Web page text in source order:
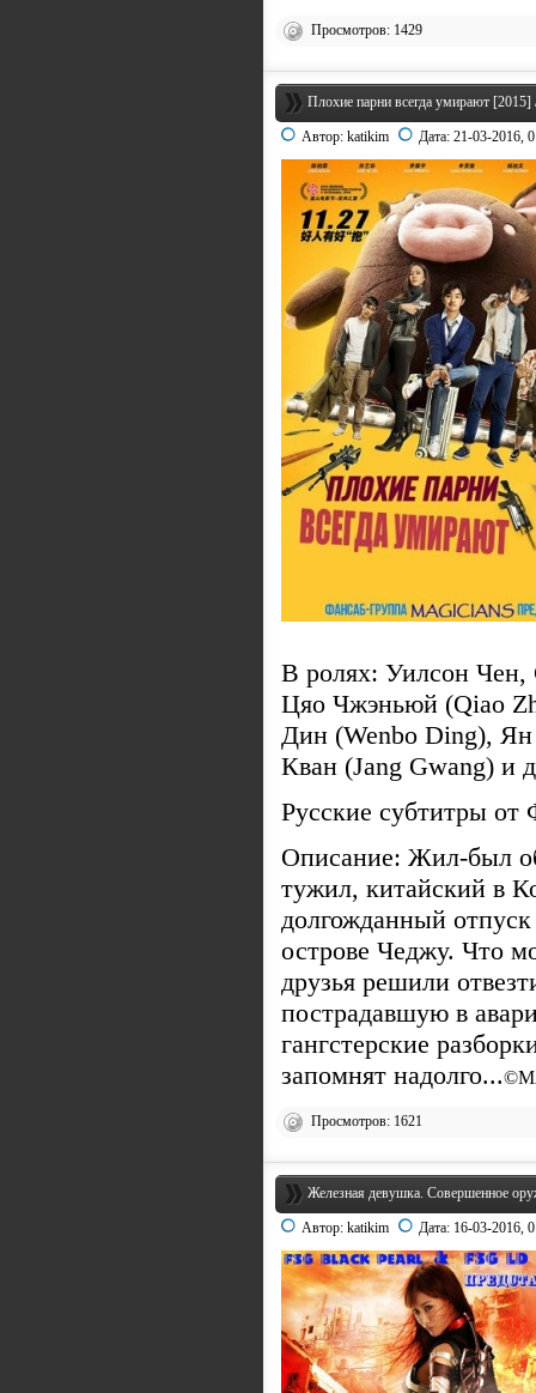
Просмотров: 1429
Плохие парни всегда умирают
Автор: katikim Дата: 21-03-2016,
В ролях: Уилсон
Цяо Чжэньюй (Qiao
Дин (Wenbo Ding),
Кван (Jang Gwang) и
Русские субтитры
Описание: Жил-был
тужил, китайский в
долгожданный
острове Чеджу. Что
друзья решили
пострадавшую в
гангстерские
запомнят надолго...
Просмотров: 1621
Железная девушка. Совершенное
Автор: katikim Дата: 16-03-2016,